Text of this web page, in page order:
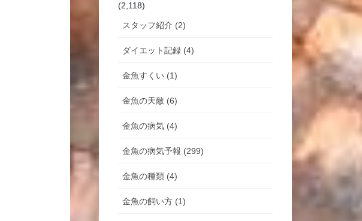
(2,118)
スタッフ紹介 (2)
ダイエット記録 (4)
金魚すくい (1)
金魚の天敵 (6)
金魚の病気 (4)
金魚の病気予報 (299)
金魚の種類 (4)
金魚の飼い方 (1)